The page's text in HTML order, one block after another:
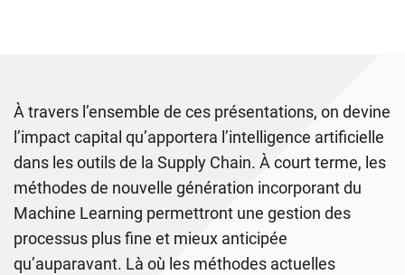
À travers l’ensemble de ces présentations, on devine
l’impact capital qu’apportera l’intelligence artificielle
dans les outils de la Supply Chain. À court terme, les
méthodes de nouvelle génération incorporant du
Machine Learning permettront une gestion des
processus plus fine et mieux anticipée
qu’auparavant. Là où les méthodes actuelles